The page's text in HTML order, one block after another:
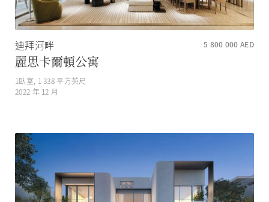
迪拜河畔 5 800 000 AED
麗思卡爾頓公寓
1臥室, 1 338 平方英尺
2022 年 12 月